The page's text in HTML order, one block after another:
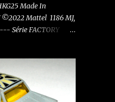
Made In
Mattel 1186 MJ,
Série FACTORY